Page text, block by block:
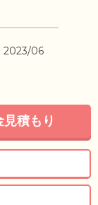
2023/06
見積もり